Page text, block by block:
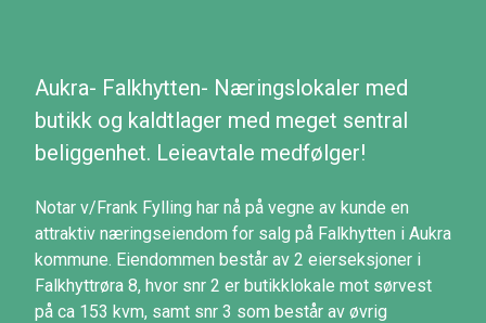
Aukra- Falkhytten- Næringslokaler med
butikk og kaldtlager med meget sentral
beliggenhet. Leieavtale medfølger!
Notar v/Frank Fylling har nå på vegne av kunde en
attraktiv næringseiendom for salg på Falkhytten i Aukra
kommune. Eiendommen består av 2 eierseksjoner i
Falkhyttrøra 8, hvor snr 2 er butikklokale mot sørvest
på ca 153 kvm, samt snr 3 som består av øvrig